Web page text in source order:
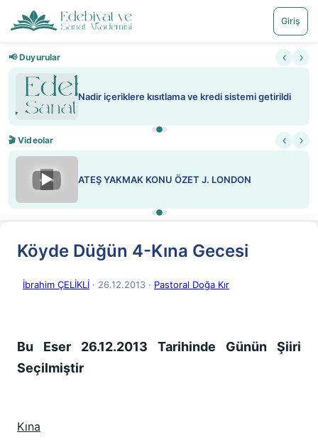
Giriş
📢 Duyurular ‹ ›
Nadir içeriklere kısıtlama ve kredi sistemi getirildi
🎬 Videolar ‹ ›
▶ ATEŞ YAKMAK KONU ÖZET J. LONDON
Köyde Düğün 4-Kına Gecesi
İbrahim ÇELİKLİ · 26.12.2013 · Pastoral Doğa Kır
Bu Eser 26.12.2013 Tarihinde Günün Şiiri
Seçilmiştir
Kına